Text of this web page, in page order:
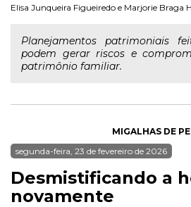
Elisa Junqueira Figueiredo e Marjorie Braga
Planejamentos patrimoniais
podem gerar riscos e
patrimônio familiar.
MIGALHAS DE
segunda-feira, 23 de fevereiro de 2026
Desmistificando a
novamente